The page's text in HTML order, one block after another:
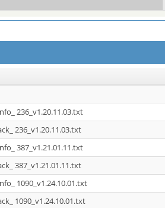
236_v1.20.11.03.txt
236_v1.20.11.03.txt
387_v1.21.01.11.txt
387_v1.21.01.11.txt
1090_v1.24.10.01.txt
1090_v1.24.10.01.txt